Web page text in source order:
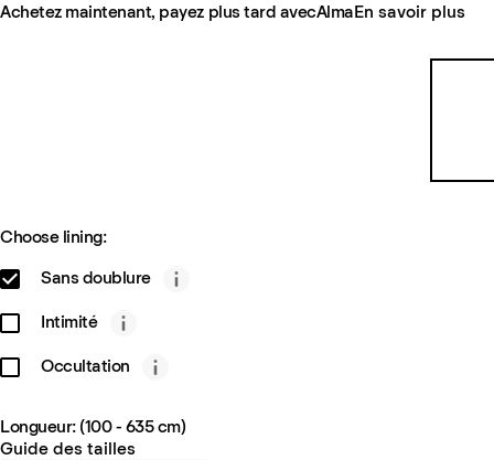
Achetez maintenant, payez plus tard avecAlmaEn savoir plus
Choose lining:
Sans doublure
Intimité
Occultation
Longueur: (100 - 635 cm)
Guide des tailles